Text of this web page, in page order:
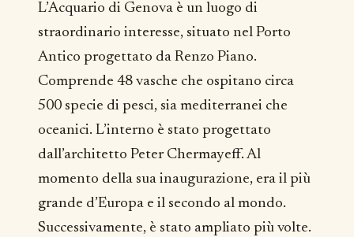
L’Acquario di Genova è un luogo di
straordinario interesse, situato nel Porto
Antico progettato da Renzo Piano.
Comprende 48 vasche che ospitano circa
500 specie di pesci, sia mediterranei che
oceanici. L’interno è stato progettato
dall’architetto Peter Chermayeff. Al
momento della sua inaugurazione, era il più
grande d’Europa e il secondo al mondo.
Successivamente, è stato ampliato più volte.